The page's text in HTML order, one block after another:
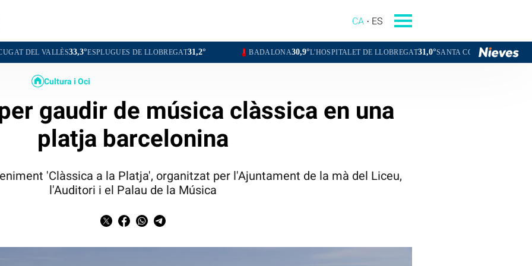
CA ES
33,3°ESPLUGUES DE LLOBREGAT31,2° BADALONA 30,9°L'HOSPITALET DE LLOBREGAT31,0°SANTA COLOMA DE GRAMENET31,0°
Cultura i Oci
gaudir de música clàssica en una
platja barcelonina
'Clàssica a la Platja', organitzat per l'Ajuntament de la mà del Liceu,
l'Auditori i el Palau de la Música